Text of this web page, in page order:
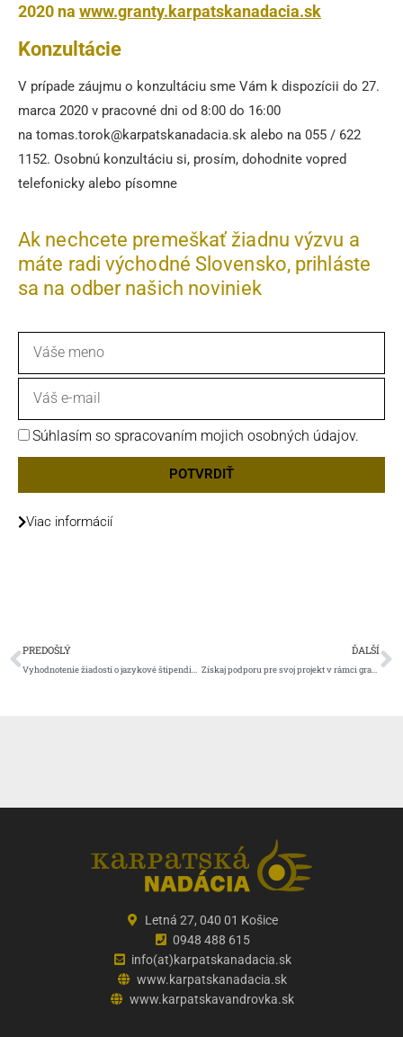
2020 na www.granty.karpatskanadacia.sk
Konzultácie
V prípade záujmu o konzultáciu sme Vám k dispozícii do 27.
marca 2020 v pracovné dni od 8:00 do 16:00
na tomas.torok@karpatskanadacia.sk alebo na 055 / 622
1152. Osobnú konzultáciu si, prosím, dohodnite vopred
telefonicky alebo písomne
Ak nechcete premeškať žiadnu výzvu a
máte radi východné Slovensko, prihláste
sa na odber našich noviniek
GDPRSúhlasím so spracovaním mojich osobných údajov.
POTVRDIŤ
Viac informácií
Prev
PREDOŠLÝ
Vyhodnotenie žiadostí o jazykové štipendium Karpatskej nadácie
ĎALŠÍ
Získaj podporu pre svoj projekt v rámci grantovej výzvy MÁME RADI VÝCHOD
Letná 27, 040 01 Košice
0948 488 615
info(at)karpatskanadacia.sk
www.karpatskanadacia.sk
www.karpatskavandrovka.sk